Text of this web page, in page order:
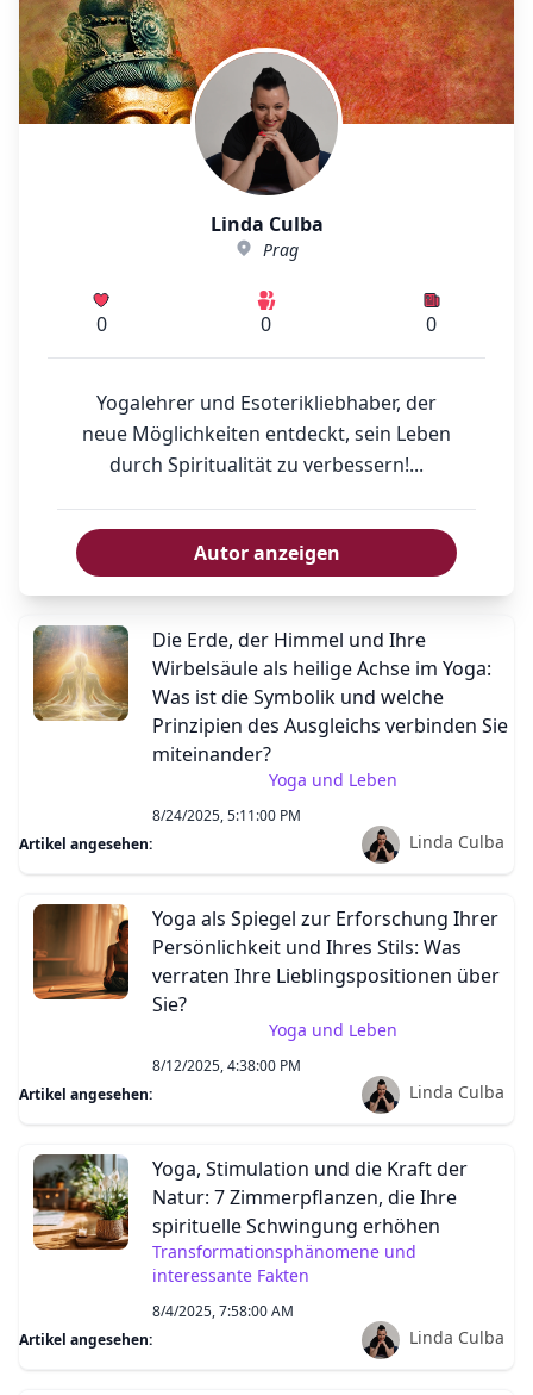
Linda Culba
Prag
0 0 0
Yogalehrer und Esoterikliebhaber, der
neue Möglichkeiten entdeckt, sein Leben
durch Spiritualität zu verbessern!...
Autor anzeigen
Die Erde, der Himmel und Ihre
Wirbelsäule als heilige Achse im Yoga:
Was ist die Symbolik und welche
Prinzipien des Ausgleichs verbinden Sie
miteinander?
Yoga und Leben
8/24/2025, 5:11:00 PM
Artikel angesehen:
Linda Culba
Yoga als Spiegel zur Erforschung Ihrer
Persönlichkeit und Ihres Stils: Was
verraten Ihre Lieblingspositionen über
Sie?
Yoga und Leben
8/12/2025, 4:38:00 PM
Artikel angesehen:
Linda Culba
Yoga, Stimulation und die Kraft der
Natur: 7 Zimmerpflanzen, die Ihre
spirituelle Schwingung erhöhen
Transformationsphänomene und
interessante Fakten
8/4/2025, 7:58:00 AM
Artikel angesehen:
Linda Culba